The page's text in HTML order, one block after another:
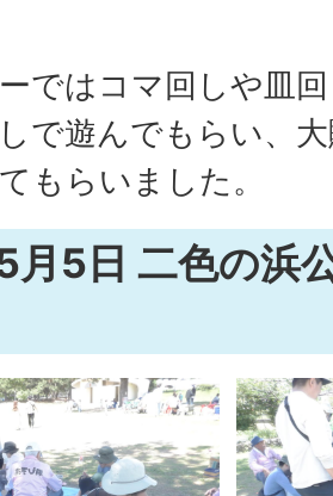
ではコマ回しや皿
で遊んでもらい、
もらいました。
月5日 二色の浜